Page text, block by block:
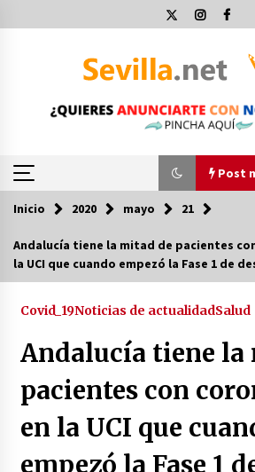
al
Post
Post más buscados
Operación Policial y
11 de diciembre de
Por qué el lanzamiento
10 de noviembre de
Plaga de pulgas en el
24 de mayo de 2022
Inicio 2020 mayo 21
Andalucía tiene la mitad de pacientes
la UCI que cuando empezó la Fase 1 de
Covid_19Noticias de actualidadSalud
Andalucía tiene la
pacientes con
en la UCI que
empezó la Fase 1